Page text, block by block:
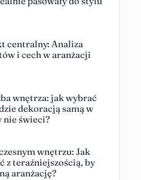
centralny: Analiza
i cech w aranżacji
wnętrza: jak wybrać
dekoracją samą w
nie świeci?
wnętrzu: Jak
z teraźniejszością, by
aranżację?